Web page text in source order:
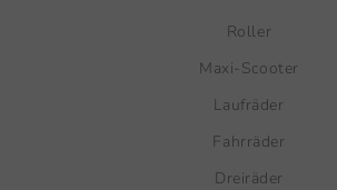
Roller
Maxi-Scooter
Laufräder
Fahrräder
Dreiräder